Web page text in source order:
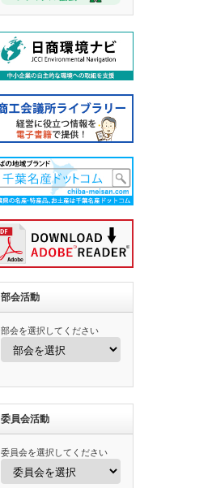
部会活動
部会を選択してください
委員会活動
委員会を選択してください